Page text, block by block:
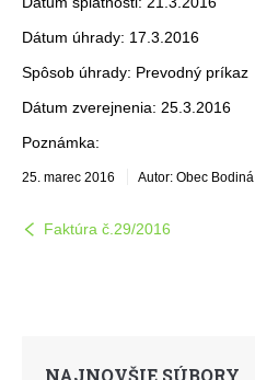
Dátum úhrady: 17.3.2016
Spôsob úhrady: Prevodný príkaz
Dátum zverejnenia: 25.3.2016
Poznámka:
25. marec 2016 Autor: Obec Bodiná
Faktúra č.29/2016
NAJNOVŠIE SÚBORY